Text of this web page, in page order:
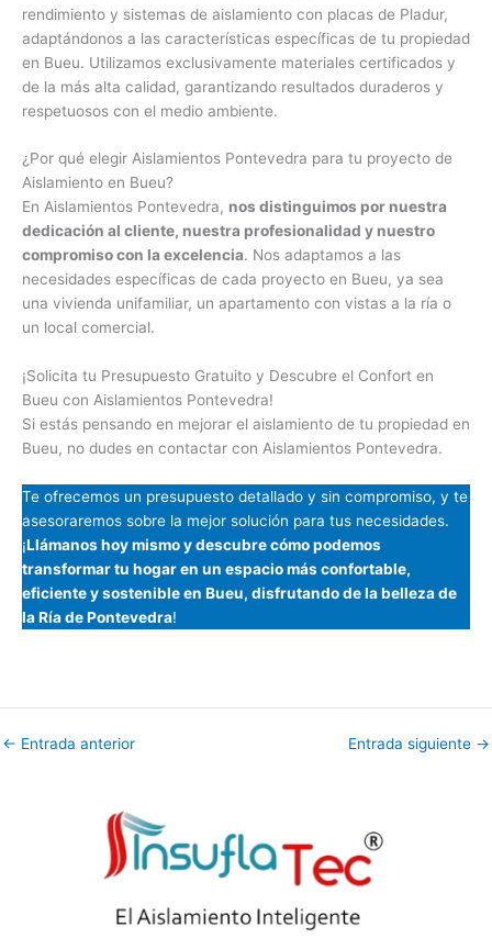
rendimiento y sistemas de aislamiento con placas de Pladur,
adaptándonos a las características específicas de tu propiedad
en Bueu. Utilizamos exclusivamente materiales certificados y
de la más alta calidad, garantizando resultados duraderos y
respetuosos con el medio ambiente.
¿Por qué elegir Aislamientos Pontevedra para tu proyecto de
Aislamiento en Bueu?
En Aislamientos Pontevedra, nos distinguimos por nuestra
dedicación al cliente, nuestra profesionalidad y nuestro
compromiso con la excelencia. Nos adaptamos a las
necesidades específicas de cada proyecto en Bueu, ya sea
una vivienda unifamiliar, un apartamento con vistas a la ría o
un local comercial.
¡Solicita tu Presupuesto Gratuito y Descubre el Confort en
Bueu con Aislamientos Pontevedra!
Si estás pensando en mejorar el aislamiento de tu propiedad en
Bueu, no dudes en contactar con Aislamientos Pontevedra.
Te ofrecemos un presupuesto detallado y sin compromiso, y te
asesoraremos sobre la mejor solución para tus necesidades.
¡Llámanos hoy mismo y descubre cómo podemos
transformar tu hogar en un espacio más confortable,
eficiente y sostenible en Bueu, disfrutando de la belleza de
la Ría de Pontevedra!
← Entrada anterior Entrada siguiente →